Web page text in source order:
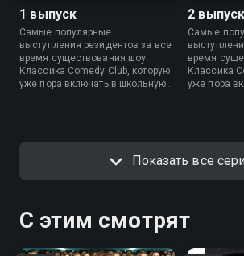
1 выпуск
Самые популярные
выступления резидентов за все
время существования шоу.
Классика Comedy Club, которую
уже пора включать в школьную
2 выпуск
Самые
время
Классика
уже пора
Показать все
С этим смотрят